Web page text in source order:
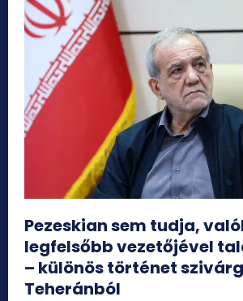
Pezeskian sem tudja,
legfelsőbb vezetőjével
– különös történet
Teheránból